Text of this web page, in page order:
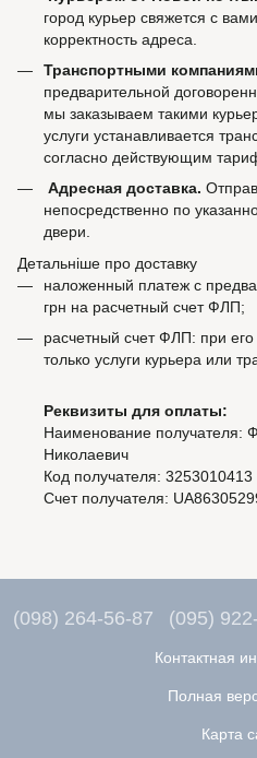
город курьер свяжется с
корректность адреса.
Транспортными
предварительной
мы заказываем такими
услуги устанавливается
согласно действующим
Адресная доставка.
непосредственно по
двери.
Детальніше про доставку
наложенный платеж с
грн на расчетный счет ФЛП;
расчетный счет ФЛП: при
только услуги курьера или
Реквизиты для оплаты:
Наименование получателя:
Николаевич
Код получателя: 3253010413
Счет получателя:
(098) 264-56-87 (095)
Контактная
Полная
Карта